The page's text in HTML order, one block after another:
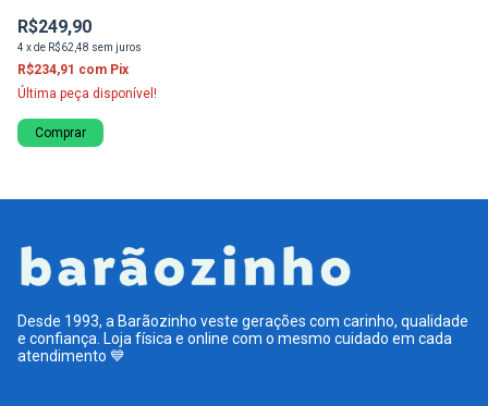
R$249,90
4 xde R$62,48 sem juros
R$234,91 com Pix
Última peça disponível!
Comprar
Desde 1993, a Barãozinho veste gerações com carinho, qualidade
e confiança. Loja física e online com o mesmo cuidado em cada
atendimento 💙